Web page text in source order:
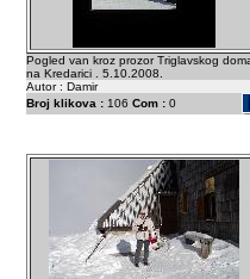
Pogled van kroz prozor Triglavskog
na Kredarici . 5.10.2008.
Autor : Damir
Broj klikova :106 Com :0